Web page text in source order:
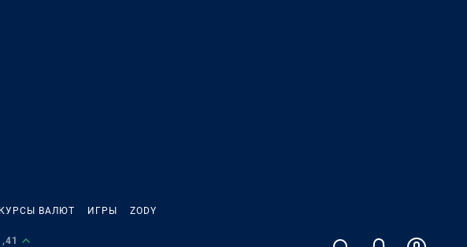
КУРСЫ ВАЛЮТ ИГРЫ ZODY